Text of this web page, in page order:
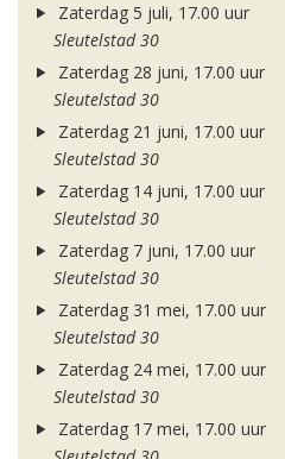
Zaterdag 5 juli, 17.00 uur
Sleutelstad 30
Zaterdag 28 juni, 17.00 uur
Sleutelstad 30
Zaterdag 21 juni, 17.00 uur
Sleutelstad 30
Zaterdag 14 juni, 17.00 uur
Sleutelstad 30
Zaterdag 7 juni, 17.00 uur
Sleutelstad 30
Zaterdag 31 mei, 17.00 uur
Sleutelstad 30
Zaterdag 24 mei, 17.00 uur
Sleutelstad 30
Zaterdag 17 mei, 17.00 uur